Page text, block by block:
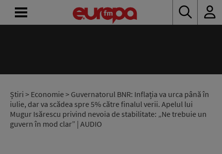
Știri > Economie> Guvernatorul BNR: Inflația va urca până în
iulie, dar va scădea spre 5% către finalul verii. Apelul lui
Mugur Isărescu privind nevoia de stabilitate: „Ne trebuie un
guvern în mod clar” | AUDIO
RADIO
CONCURSURI